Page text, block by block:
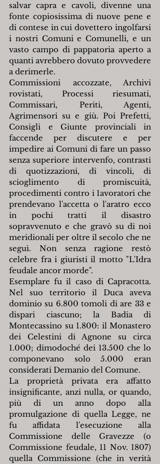
salvar capra e cavoli, divenne una
fonte copiosissima di nuove pene e
di contese in cui dovettero ingolfarsi
i nostri Comuni e Comunelli, e un
vasto campo di pappatoria aperto a
quanti avrebbero dovuto provvedere
a derimerle.
Commissioni accozzate, Archivi
rovistati, Processi riesumati,
Commissari, Periti, Agenti,
Agrimensori su e giù. Poi Prefetti,
Consigli e Giunte provinciali in
faccende per discutere e per
impedire ai Comuni di fare un passo
senza superiore intervenfo, contrasti
di quotizzazioni, di vincoli, di
scioglimento di promiscuità,
procedimenti contro i 1avoratori che
prendevano l'accetta o l'aratro ecco
in pochi tratti il disastro
sopravvenuto e che gravò su di noi
meridionali per oltre il secolo che ne
seguì. Non senza ragione restò
celebre fra i giuristi il motto "L'Idra
feudale ancor morde".
Esemplare fu il caso di Capracotta.
Nel suo territorio il Duca aveva
dominio su 6.800 tomoli di are 33 e
dispari ciascuno; la Badia di
Montecassino su 1.800: il Monastero
dei Celestini di Agnone su circa
1.000; dimodoché dei 13.500 che lo
componevano solo 5.000 eran
considerati Demanio del Comune.
La proprietà privata era affatto
insignificante, anzi nulla, or quando,
più di un anno dopo alla
promulgazione di quella Legge, ne
fu affidata l'esecuzione alla
Commissione delle Gravezze (o
Commissione feudale, 11 Nov. 1807)
quella Commissione (che in verità